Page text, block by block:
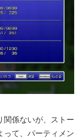
関係ないが、ストー
って、パーティメン